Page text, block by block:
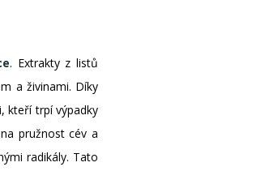
. Extrakty z listů
a živinami. Díky
kteří trpí výpadky
pružnost cév a
radikály. Tato